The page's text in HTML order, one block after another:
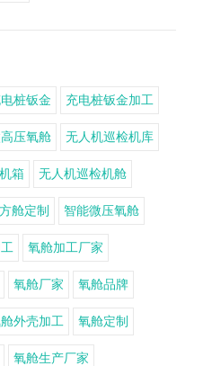
桩钣金 充电桩钣金加工
压氧舱 无人机巡检机库
箱 无人机巡检机舱
舱定制 智能微压氧舱
氧舱加工厂家
氧舱厂家 氧舱品牌
外壳加工 氧舱定制
氧舱生产厂家